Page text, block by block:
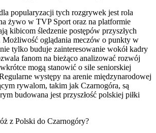
popularyzacji tych rozgrywek jest rola
żywo w TVP Sport oraz na platformie
kibicom śledzenie postępów przyszłych
Możliwość oglądania meczów o punkty w
tylko buduje zainteresowanie wokół kadry
fanom na bieżąco analizować rozwój
mogą stanowić o sile seniorskiej
występy na arenie międzynarodowej
rywalom, takim jak Czarnogóra, są
budowana jest przyszłość polskiej piłki
z Polski do Czarnogóry?